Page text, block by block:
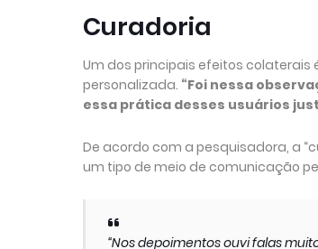
Curadoria
Um dos principais efeitos
personalizada. “Foi nessa
essa prática desses usuários
De acordo com a pesquisadora, a
um tipo de meio de comunicação
“Nos depoimentos ouvi falas